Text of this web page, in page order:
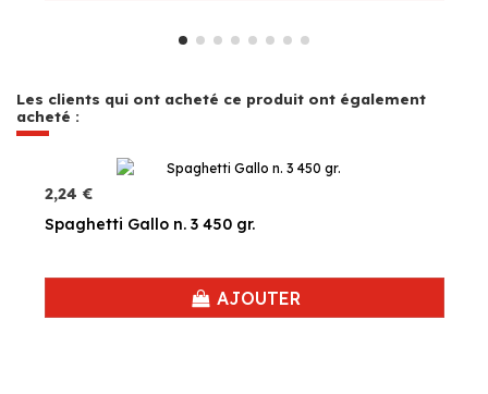
Les clients qui ont acheté ce produit ont également
acheté :
2,24 €
Spaghetti Gallo n. 3 450 gr.
AJOUTER